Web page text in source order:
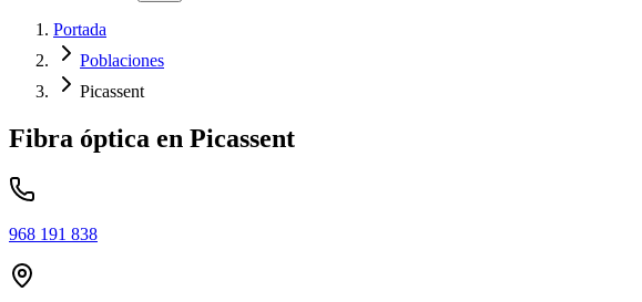
Portada
Poblaciones
Picassent
Fibra óptica en Picassent
968 191 838